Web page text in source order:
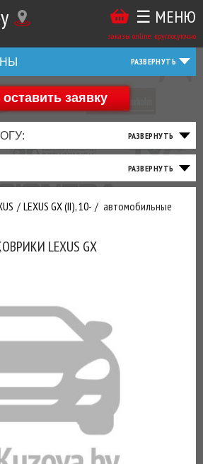
заказы online: круглосуточно
☰ МЕНЮ
44 586 05 44
оставить заявку
LEXUS GX (II), 10-
автомобильные
LEXUS GX